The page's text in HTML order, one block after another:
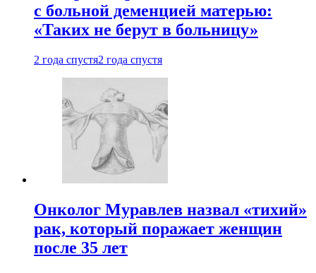
с больной деменцией матерью:
«Таких не берут в больницу»
2 года спустя2 года спустя
Онколог Муравлев назвал «тихий»
рак, который поражает женщин
после 35 лет